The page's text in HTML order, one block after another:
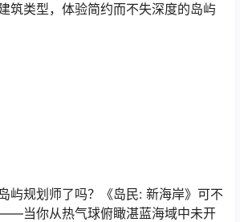
筑类型，体验简约而不失深度的岛屿
屿规划师了吗？《岛民: 新海岸》可不
当你从热气球俯瞰湛蓝海域中未开